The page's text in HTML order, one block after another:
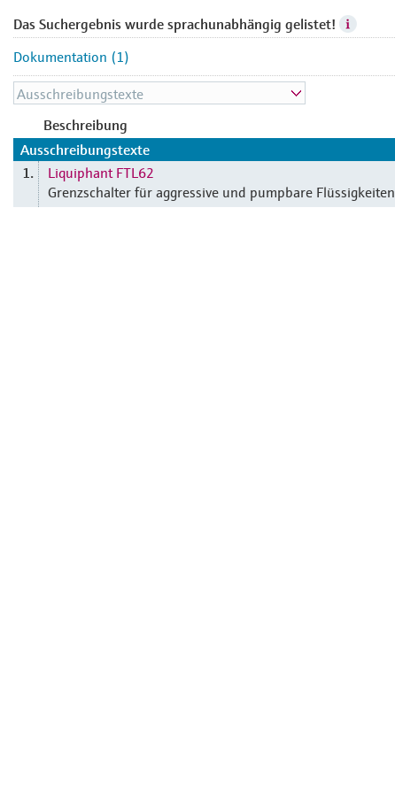
Das Suchergebnis wurde sprachunabhängig gelistet!
Dokumentation (1)
Beschreibung
Ausschreibungstexte
1.
Liquiphant FTL62
Grenzschalter für aggressive und pumpbare Flüssigkeiten